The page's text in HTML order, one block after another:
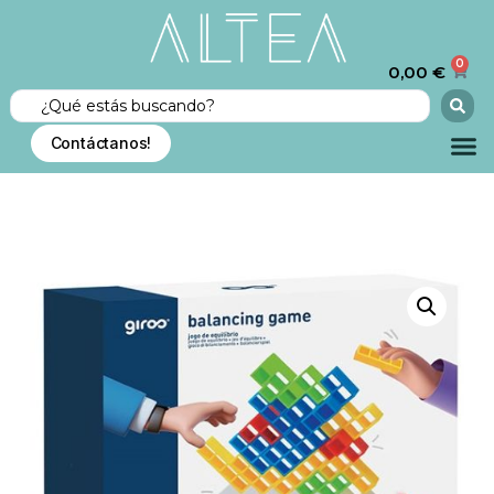
0,00 € 0
Contáctanos!